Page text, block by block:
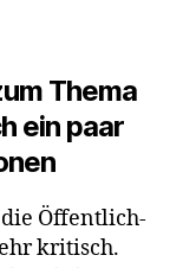
Thema
ein paar
Öffentlich-
kritisch.